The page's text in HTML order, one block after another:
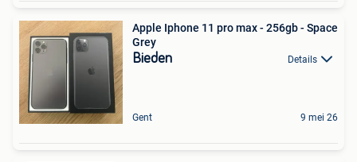
Apple Iphone 11 pro max - 256gb - Space
Grey
Bieden Details
Gent 9 mei 26